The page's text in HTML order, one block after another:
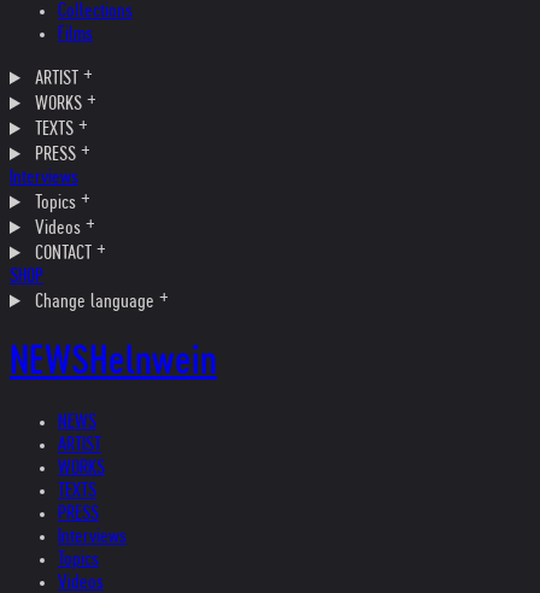
Collections
Films
ARTIST
WORKS
TEXTS
PRESS
Interviews
Topics
Videos
CONTACT
SHOP
Change language
NEWSHelnwein
NEWS
ARTIST
WORKS
TEXTS
PRESS
Interviews
Topics
Videos